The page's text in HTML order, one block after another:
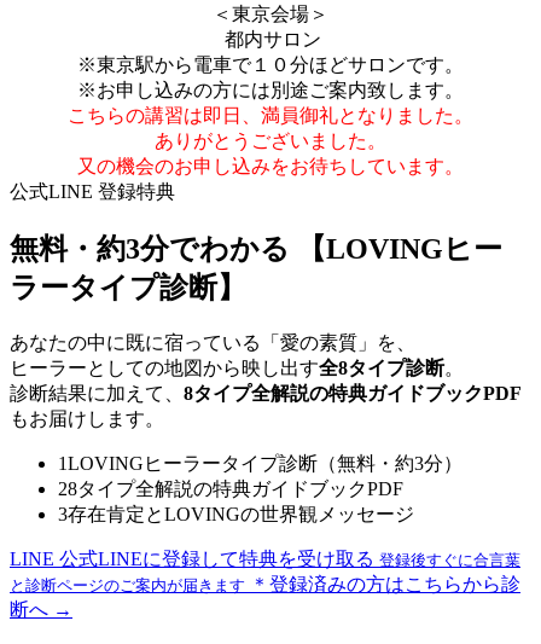
＜東京会場＞
都内サロン
※東京駅から電車で１０分ほどサロンです。
※お申し込みの方には別途ご案内致します。
こちらの講習は即日、満員御礼となりました。
ありがとうございました。
又の機会のお申し込みをお待ちしています。
公式LINE 登録特典
無料・約3分でわかる
【LOVINGヒー
ラータイプ診断】
あなたの中に既に宿っている「愛の素質」を、
ヒーラーとしての地図から映し出す全8タイプ診断。
診断結果に加えて、 8タイプ全解説の特典ガイドブックPDF
もお届けします。
1LOVINGヒーラータイプ診断（無料・約3分）
28タイプ全解説の特典ガイドブックPDF
3存在肯定とLOVINGの世界観メッセージ
LINE 公式LINEに登録して特典を受け取る 登録後すぐに合言葉
と診断ページのご案内が届きます
＊登録済みの方はこちらから診
断へ →